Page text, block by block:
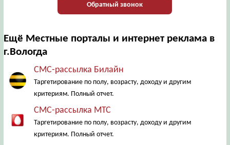
Обратный звонок
Ещё Местные порталы и интернет реклама в
г.Вологда
СМС-рассылка Билайн
Таргетирование по полу, возрасту, доходу и другим
критериям. Полный отчет.
СМС-рассылка МТС
Таргетирование по полу, возрасту, доходу и другим
критериям. Полный отчет.